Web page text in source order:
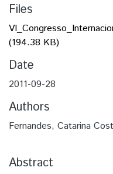
Files
(194.38 KB)
Date
2011-09-28
Authors
Fernandes, Catarina
Abstract